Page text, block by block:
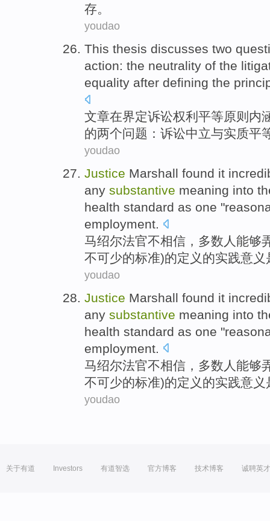
存。
youdao
This thesis discusses two
action: the neutrality of the
equality after defining the
文章在界定诉讼权利 平等原则 内
的两个问题 ：诉讼中立与实质平
youdao
Justice Marshall found it
any substantive meaning into
health standard as one
employment.
马绍尔法官不相信， 多数 人 能够
不可少的标准)的定义 的实践意义
youdao
Justice Marshall found it
any substantive meaning into
health standard as one
employment
马绍尔法官不相信， 多数 人 能够
不可少的标准)的定义 的实践意义
youdao
关于有道 Investors 有道智选 官方博客 技术博客 诚聘英才